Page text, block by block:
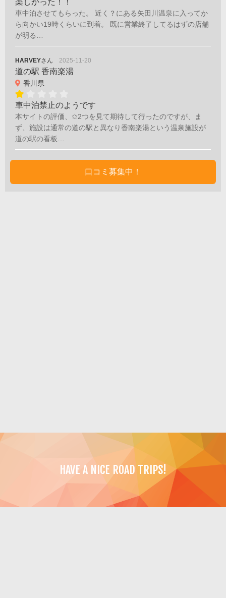
車中泊させてもらった。 近く？にある矢田川温泉に入ってか
ら向かい19時くらいに到着。 既に営業終了してるはずの店舗
が明る…
HARVEYさん 2025-11-20
道の駅 香南楽湯
香川県
車中泊禁止のようです
本サイトの評価、✩2つを見て期待して行ったのですが、ま
ず、施設は通常の道の駅と異なり香南楽湯という温泉施設が
道の駅の看板…
口コミ募集中！
HAVE A NICE ROAD TRIPS!